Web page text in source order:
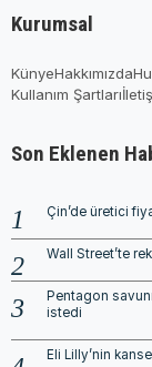
Kurumsal
KünyeHakkımızda
Kullanım Şartları
Son Eklenen
Çin’de üretici
Wall Street’te
Pentagon
istedi
Eli Lilly’nin